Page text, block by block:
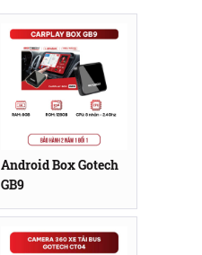
Android Box Gotech
GB9